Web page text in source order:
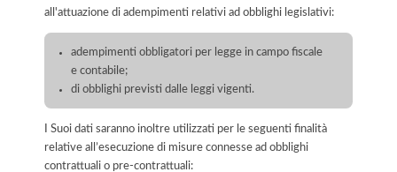
all'attuazione di adempimenti relativi ad obblighi legislativi:
adempimenti obbligatori per legge in campo fiscale
e contabile;
di obblighi previsti dalle leggi vigenti.
I Suoi dati saranno inoltre utilizzati per le seguenti finalità
relative all’esecuzione di misure connesse ad obblighi
contrattuali o pre-contrattuali: